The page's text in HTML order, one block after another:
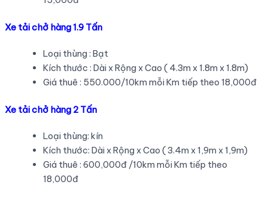
Xe tải chở hàng 1.9 Tấn
Loại thùng : Bạt
Kích thước : Dài x Rộng x Cao ( 4.3m x 1.8m x 1.8m)
Giá thuê : 550.000/10km mỗi Km tiếp theo 18,000đ
Xe tải chở hàng 2 Tấn
Loại thùng: kín
Kích thước: Dài x Rộng x Cao ( 3.4m x 1,9m x 1,9m)
Giá thuê : 600,000đ /10km mỗi Km tiếp theo
18,000đ